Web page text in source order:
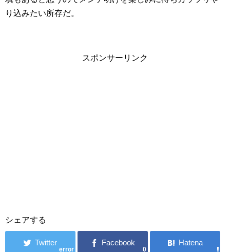
り込みたい所存だ。
スポンサーリンク
シェアする
error 0